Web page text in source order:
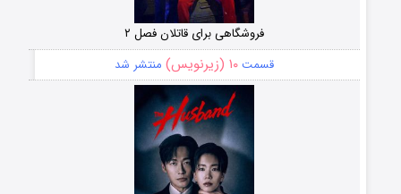
فروشگاهی برای قاتلان فصل ۲
قسمت۱۰ (زیرنویس) منتشر شد